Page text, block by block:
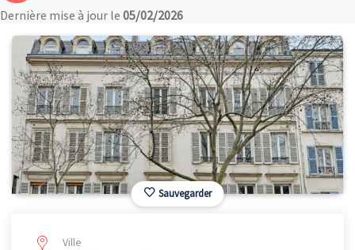
Dernière mise à jour le 05/02/2026
Sauvegarder
Ville